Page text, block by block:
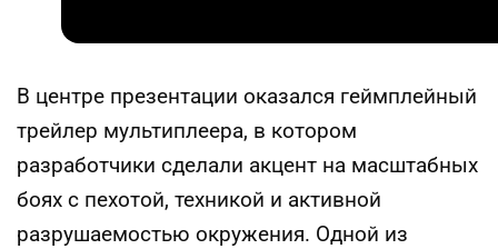
В центре презентации оказался геймплейный
трейлер мультиплеера, в котором
разработчики сделали акцент на масштабных
боях с пехотой, техникой и активной
разрушаемостью окружения. Одной из